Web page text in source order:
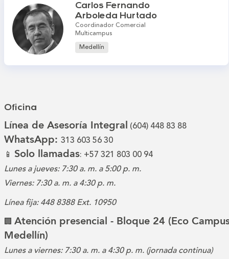
Carlos Fernando
Arboleda Hurtado
Coordinador Comercial
Multicampus
Medellín
Oficina
Línea de Asesoría Integral (604) 448 83 88
WhatsApp: 313 603 56 30
📱 Solo llamadas: +57 321 803 00 94
Lunes a jueves: 7:30 a. m. a 5:00 p. m.
Viernes: 7:30 a. m. a 4:30 p. m.
Línea fija: 448 8388 Ext. 10950
🏢 Atención presencial - Bloque 24 (Eco
Medellín)
Lunes a viernes: 7:30 a. m. a 4:30 p. m. (jornada continua)